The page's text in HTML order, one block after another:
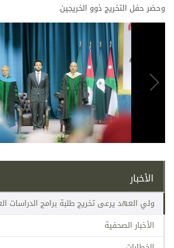
وحضر حفل التخريج ذوو الخريجين.
الأخبار
ولي العهد يرعى تخريج طلبة برامج الدراسات
الأخبار الصحفية